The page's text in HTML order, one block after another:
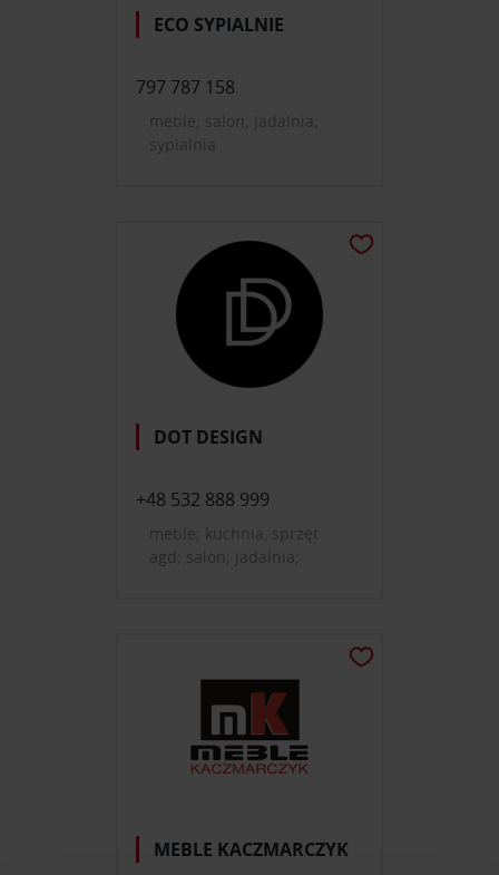
ECO SYPIALNIE
797 787 158
meble; salon; jadalnia;
sypialnia
DOT DESIGN
+48 532 888 999
meble; kuchnia, sprzęt
agd; salon; jadalnia;
MEBLE KACZMARCZYK